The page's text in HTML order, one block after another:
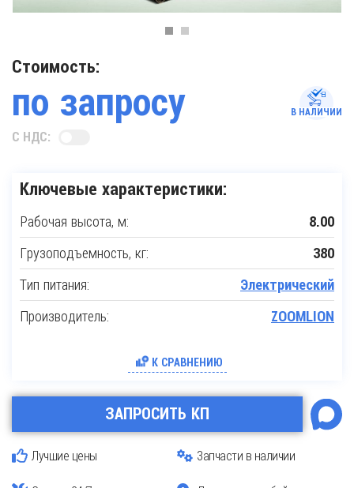
Ключевые характеристики:
Рабочая высота, м: 8.00
Грузоподъемность, кг: 380
Тип питания: Электрический
Производитель: ZOOMLION
К СРАВНЕНИЮ
ЗАПРОСИТЬ КП
Лучшие цены Запчасти в наличии
Стоимость:
по запросу В НАЛИЧИИ
С НДС: